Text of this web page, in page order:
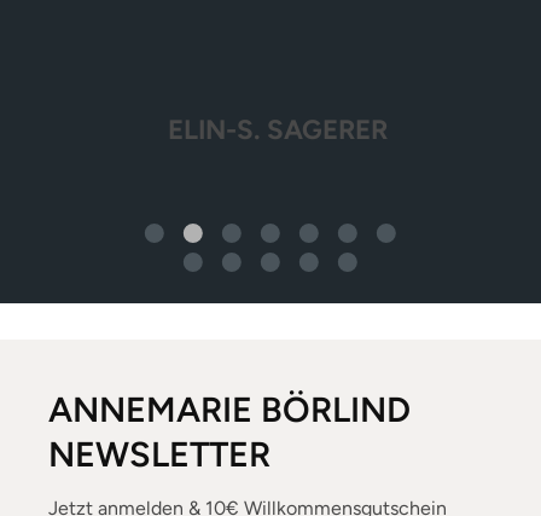
ELIN-S. SAGERER
ANNEMARIE BÖRLIND
NEWSLETTER
Jetzt anmelden & 10€ Willkommensgutschein